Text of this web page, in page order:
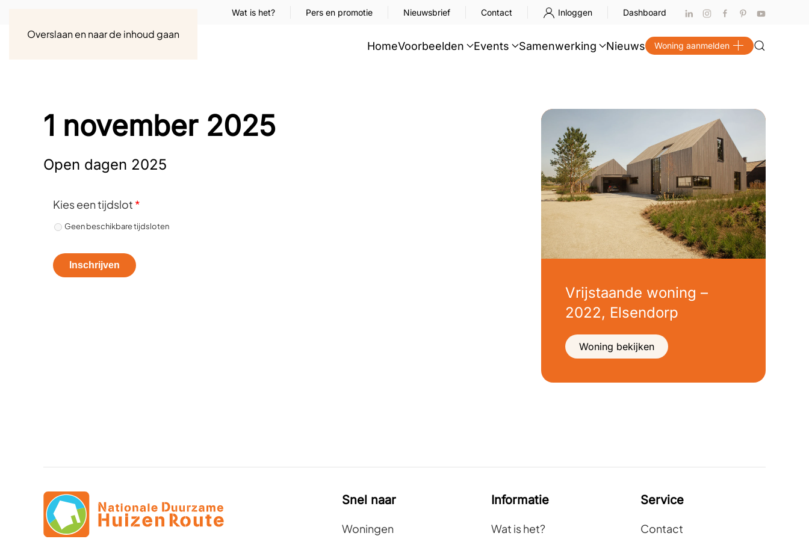
Overslaan en naar de inhoud gaan
Wat is het? Pers en promotie Nieuwsbrief Contact Inloggen Dashboard
HomeVoorbeelden Events Samenwerking Nieuws Woning aanmelden
1 november 2025
Open dagen 2025
Kies een tijdslot *
Geen beschikbare tijdsloten
Inschrijven
Vrijstaande woning –
2022, Elsendorp
Woning bekijken
Snel naar
Woningen
Informatie
Wat is het?
Service
Contact